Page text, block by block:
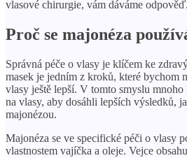
vlasové chirurgie, vám dáváme odpověď.
Proč se majonéza
Správná péče o vlasy je klíčem ke
masek je jedním z kroků, které bychom
vlasy ještě lepší. V tomto smyslu
na vlasy, aby dosáhli lepších výsledků,
majonézou.
Majonéza se ve specifické péči o vlasy
vlastnostem vajíčka a oleje. Vejce